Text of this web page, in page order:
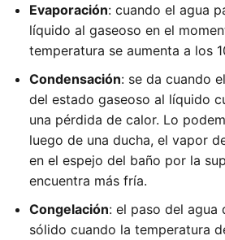
Evaporación: cuando el agua
líquido al gaseoso en el
temperatura se aumenta a los
Condensación: se da cuando
del estado gaseoso al líquido
una pérdida de calor. Lo
luego de una ducha, el vapor
en el espejo del baño por la
encuentra más fría.
Congelación: el paso del agua
sólido cuando la temperatura